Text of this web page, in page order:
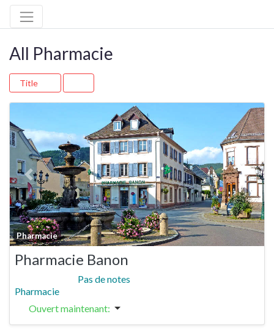
All Pharmacie
Title
Pharmacie
Previous Next
Pharmacie Banon
Pas de notes
Pharmacie
Ouvert maintenant: